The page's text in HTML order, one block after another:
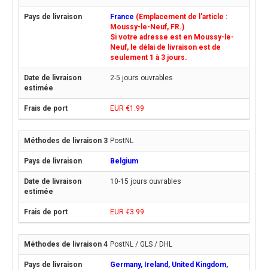
France (Emplacement de l'article :
Moussy-le-Neuf, FR.)
Si votre adresse est en Moussy-le-
Neuf, le délai de livraison est de
seulement 1 à 3 jours.
2-5 jours ouvrables
EUR €1.99
PostNL
Belgium
10-15 jours ouvrables
EUR €3.99
PostNL / GLS / DHL
Germany, Ireland, United Kingdom,